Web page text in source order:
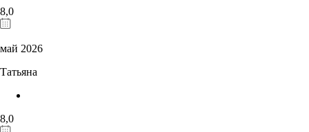
8,0
май 2026
Татьяна
8,0